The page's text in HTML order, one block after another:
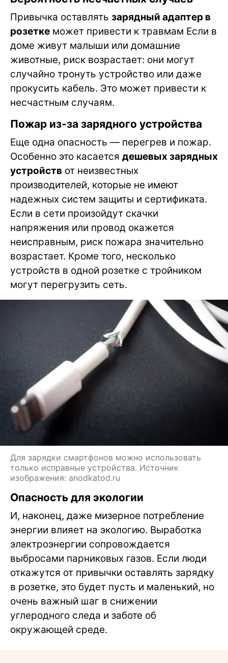
Привычка оставлять зарядный адаптер в
розетке может привести к травмам Если в
доме живут малыши или домашние
животные, риск возрастает: они могут
случайно тронуть устройство или даже
прокусить кабель. Это может привести к
несчастным случаям.
Пожар из-за зарядного устройства
Еще одна опасность — перегрев и пожар.
Особенно это касается дешевых зарядных
устройств от неизвестных
производителей, которые не имеют
надежных систем защиты и сертификата.
Если в сети произойдут скачки
напряжения или провод окажется
неисправным, риск пожара значительно
возрастает. Кроме того, несколько
устройств в одной розетке с тройником
могут перегрузить сеть.
Для зарядки смартфонов можно использовать
только исправные устройства. Источник
изображения: anodkatod.ru
Опасность для экологии
И, наконец, даже мизерное потребление
энергии влияет на экологию. Выработка
электроэнергии сопровождается
выбросами парниковых газов. Если люди
откажутся от привычки оставлять зарядку
в розетке, это будет пусть и маленький, но
очень важный шаг в снижении
углеродного следа и заботе об
окружающей среде.